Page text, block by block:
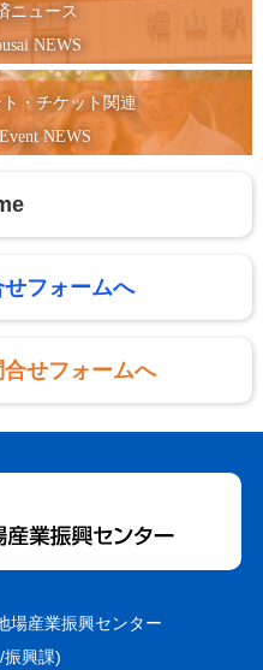
ニュース
NEWS
・チケット関連
NEWS
せフォームへ
せフォームへ
場産業振興センター
振興課)